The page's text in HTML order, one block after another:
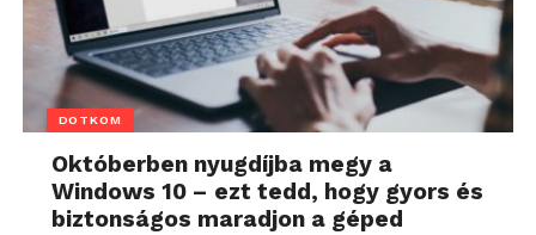
DOTKOM
Októberben nyugdíjba megy a
Windows 10 – ezt tedd, hogy gyors és
biztonságos maradjon a géped